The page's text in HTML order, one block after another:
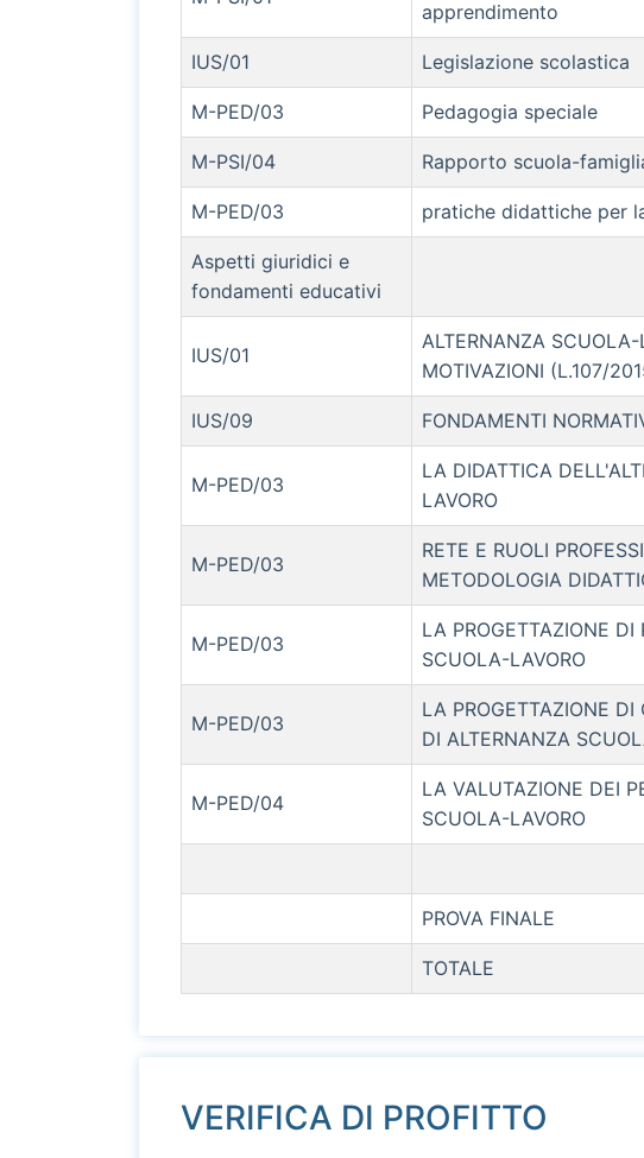
apprendimento
IUS/01 Legislazione scolastica
M-PED/03 Pedagogia speciale
M-PSI/04 Rapporto scuola-
M-PED/03 pratiche didattiche per
Aspetti giuridici e
fondamenti educativi
IUS/01
ALTERNANZA SCUOLA-
MOTIVAZIONI (L.107/
IUS/09 FONDAMENTI
M-PED/03
LA DIDATTICA
LAVORO
M-PED/03
RETE E RUOLI
METODOLOGIA
M-PED/03
LA PROGETTAZIONE DI
SCUOLA-LAVORO
M-PED/03
LA PROGETTAZIONE DI
DI ALTERNANZA
M-PED/04
LA VALUTAZIONE DEI
SCUOLA-LAVORO
PROVA FINALE
TOTALE
VERIFICA DI PROFITTO